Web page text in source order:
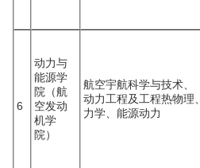
6
动力与
能源学
院（航
空发动
机学
院）
航空宇航科学与技术、
动力工程及工程热物理、
力学、能源动力